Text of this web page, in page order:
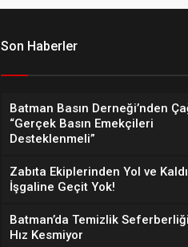
Son Haberler
Batman Basın Derneği’nden
“Gerçek Basın Emekçileri
Desteklenmeli”
Zabıta Ekiplerinden Yol ve
İşgaline Geçit Yok!
Batman’da Temizlik Seferberliği
Hız Kesmiyor